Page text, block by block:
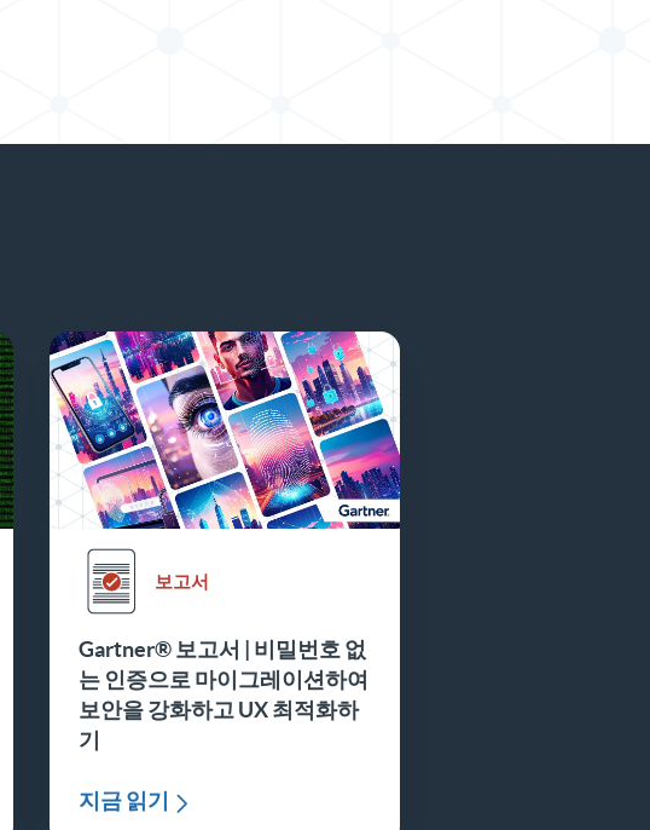
보고서
Gartner® 보고서 | 비밀번호 없
는 인증으로 마이그레이션하여
보안을 강화하고 UX 최적화하
기
지금 읽기